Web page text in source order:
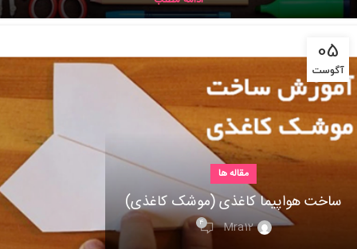
05
آگوست
مقاله ها
ساخت هواپیما کاغذی (موشک کاغذی)
Mra12
4